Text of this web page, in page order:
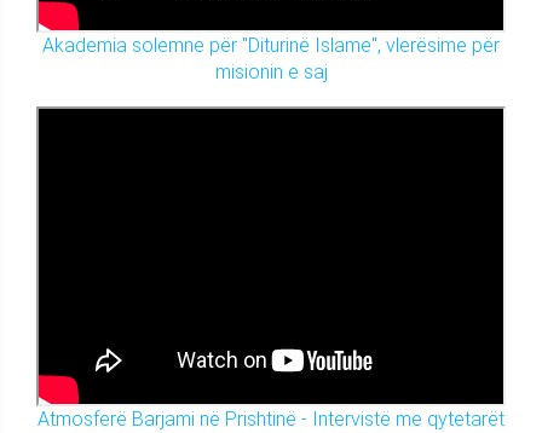
Akademia solemne për "Diturinë Islame", vlerësime për
misionin e saj
Atmosferë Barjami në Prishtinë - Intervistë me qytetarët